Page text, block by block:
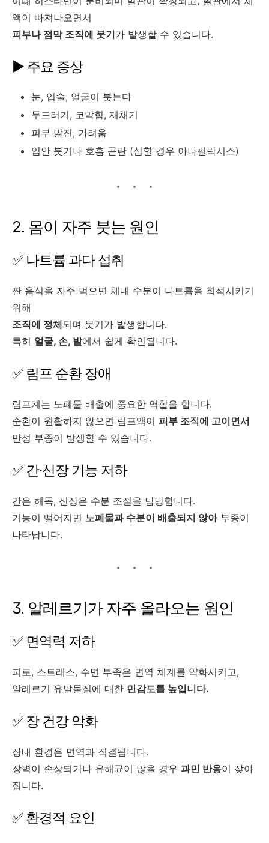
액이 빠져나오면서
피부나 점막 조직에 붓기가 발생할 수 있습니다.
▶ 주요 증상
눈, 입술, 얼굴이 붓는다
두드러기, 코막힘, 재채기
피부 발진, 가려움
입안 붓거나 호흡 곤란 (심할 경우 아나필락시스)
2. 몸이 자주 붓는 원인
✅ 나트륨 과다 섭취
짠 음식을 자주 먹으면 체내 수분이 나트륨을 희석시키기
위해
조직에 정체되며 붓기가 발생합니다.
특히 얼굴, 손, 발에서 쉽게 확인됩니다.
✅ 림프 순환 장애
림프계는 노폐물 배출에 중요한 역할을 합니다.
순환이 원활하지 않으면 림프액이 피부 조직에 고이면서
만성 부종이 발생할 수 있습니다.
✅ 간·신장 기능 저하
간은 해독, 신장은 수분 조절을 담당합니다.
기능이 떨어지면 노폐물과 수분이 배출되지 않아부종이
나타납니다.
3. 알레르기가 자주 올라오는 원인
✅ 면역력 저하
피로, 스트레스, 수면 부족은 면역 체계를 약화시키고,
알레르기 유발물질에 대한 민감도를 높입니다.
✅ 장 건강 악화
장내 환경은 면역과 직결됩니다.
장벽이 손상되거나 유해균이 많을 경우 과민 반응이 잦아
집니다.
✅ 환경적 요인